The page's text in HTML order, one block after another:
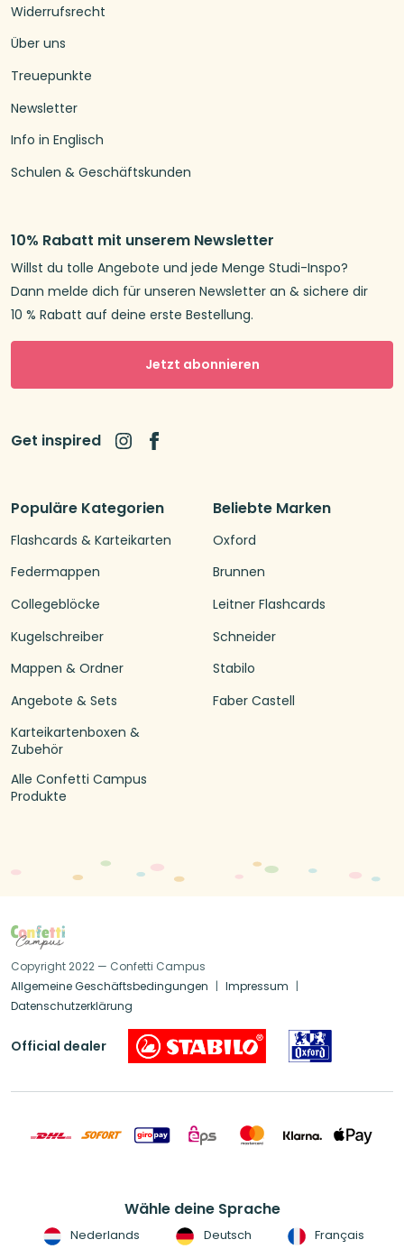
Populäre Kategorien
Flashcards & Karteikarten
Federmappen
Collegeblöcke
Kugelschreiber
Mappen & Ordner
Angebote & Sets
Karteikartenboxen &
Zubehör
Alle Confetti Campus
Produkte
Beliebte Marken
Oxford
Brunnen
Leitner Flashcards
Schneider
Stabilo
Faber Castell
Widerrufsrecht
Über uns
Treuepunkte
Newsletter
Info in Englisch
Schulen & Geschäftskunden
10% Rabatt mit unserem Newsletter
Willst du tolle Angebote und jede Menge Studi-Inspo?
Dann melde dich für unseren Newsletter an & sichere dir
10 % Rabatt auf deine erste Bestellung.
Jetzt abonnieren
Get inspired
Copyright 2022 — Confetti Campus
Allgemeine Geschäftsbedingungen
Impressum
Datenschutzerklärung
Official dealer
Wähle deine Sprache
Nederlands Deutsch Français